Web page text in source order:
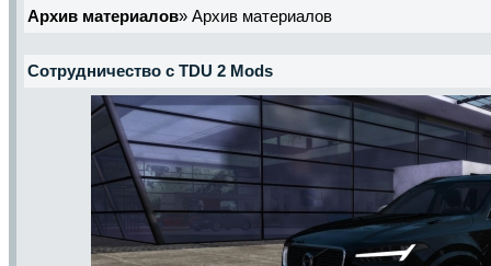
Архив материалов» Архив материалов
Сотрудничество с TDU 2 Mods